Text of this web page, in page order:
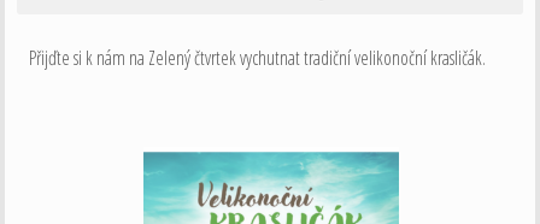
Přijďte si k nám na Zelený čtvrtek vychutnat tradiční velikonoční krasličák.